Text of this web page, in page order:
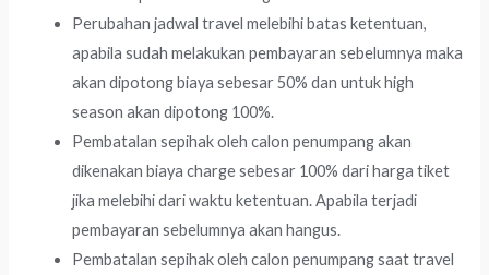
Perubahan jadwal travel melebihi batas ketentuan,
apabila sudah melakukan pembayaran sebelumnya maka
akan dipotong biaya sebesar 50% dan untuk high
season akan dipotong 100%.
Pembatalan sepihak oleh calon penumpang akan
dikenakan biaya charge sebesar 100% dari harga tiket
jika melebihi dari waktu ketentuan. Apabila terjadi
pembayaran sebelumnya akan hangus.
Pembatalan sepihak oleh calon penumpang saat travel